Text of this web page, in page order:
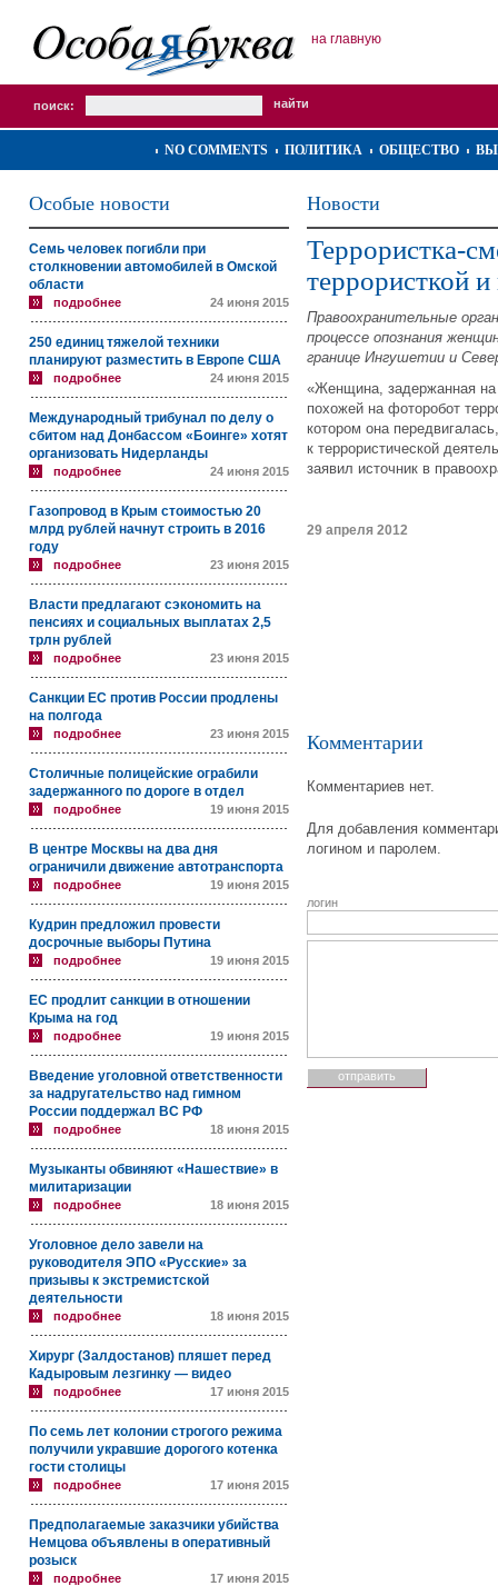
на главную
поиск:
NO COMMENTS ПОЛИТИКА ОБЩЕСТВО
Особые новости
Семь человек погибли при
столкновении автомобилей в Омской
области
подробнее 24 июня 2015
250 единиц тяжелой техники
планируют разместить в Европе США
подробнее 24 июня 2015
Международный трибунал по делу о
сбитом над Донбассом «Боинге» хотят
организовать Нидерланды
подробнее 24 июня 2015
Газопровод в Крым стоимостью 20
млрд рублей начнут строить в 2016
году
подробнее 23 июня 2015
Власти предлагают сэкономить на
пенсиях и социальных выплатах 2,5
трлн рублей
подробнее 23 июня 2015
Санкции ЕС против России продлены
на полгода
подробнее 23 июня 2015
Столичные полицейские ограбили
задержанного по дороге в отдел
подробнее 19 июня 2015
В центре Москвы на два дня
ограничили движение автотранспорта
подробнее 19 июня 2015
Кудрин предложил провести
досрочные выборы Путина
подробнее 19 июня 2015
ЕС продлит санкции в отношении
Крыма на год
подробнее 19 июня 2015
Введение уголовной ответственности
за надругательство над гимном
России поддержал ВС РФ
подробнее 18 июня 2015
Музыканты обвиняют «Нашествие» в
милитаризации
подробнее 18 июня 2015
Уголовное дело завели на
руководителя ЭПО «Русские» за
призывы к экстремистской
деятельности
подробнее 18 июня 2015
Хирург (Залдостанов) пляшет перед
Кадыровым лезгинку — видео
подробнее 17 июня 2015
По семь лет колонии строгого режима
получили укравшие дорогого котенка
гости столицы
подробнее 17 июня 2015
Предполагаемые заказчики убийства
Немцова объявлены в оперативный
розыск
подробнее 17 июня 2015
Новости
Террористка-
террористкой
Правоохранительные
процессе опознания
границе Ингушетии и
«Женщина, задержанная
похожей на фоторобот
котором она
к террористической
заявил источник в
29 апреля 2012
Комментарии
Комментариев нет.
Для добавления
логином и паролем.
логин